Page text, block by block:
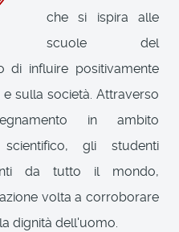
che si ispira alle
scuole del
di influire positivamente
sulla società. Attraverso
in ambito
gli studenti
da tutto il mondo,
volta a corroborare
dignità dell'uomo.